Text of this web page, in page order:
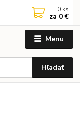
Menu
Hľadať
0 ks
za 0 €